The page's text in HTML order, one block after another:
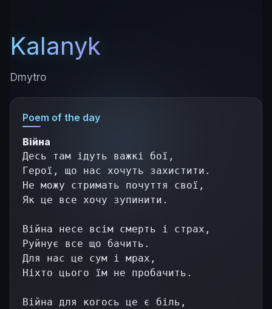
Kalanyk
Dmytro
Poem of the day
Війна
Десь там ідуть важкі бої,
Герої, що нас хочуть захистити.
Не можу стримать почуття свої,
Як це все хочу зупинити.
Війна несе всім смерть і страх,
Руйнує все що бачить.
Для нас це сум і мрах,
Ніхто цього їм не пробачить.
Війна для когось це є біль,